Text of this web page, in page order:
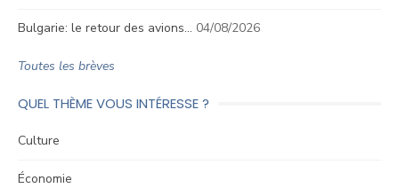
Bulgarie: le retour des avions… 04/08/2026
Toutes les brèves
QUEL THÈME VOUS INTÉRESSE ?
Culture
Économie